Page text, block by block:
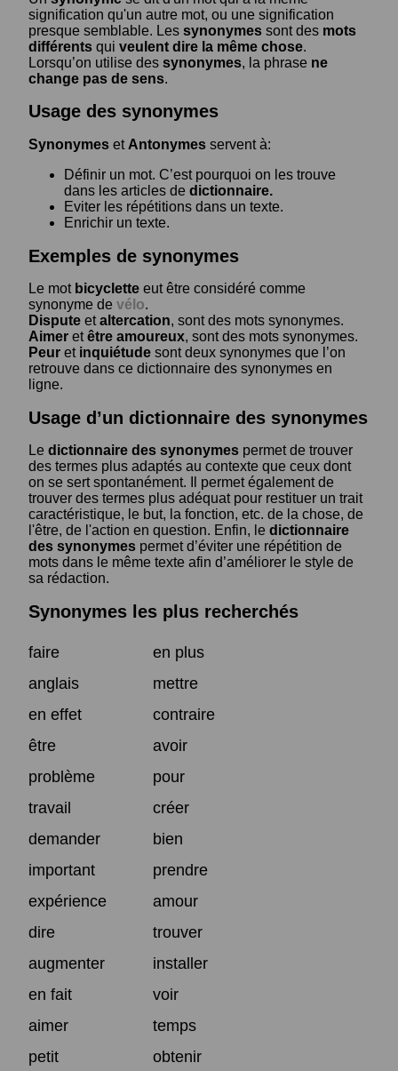
signification qu'un autre mot, ou une signification
presque semblable. Les synonymes sont des mots
différents qui veulent dire la même chose.
Lorsqu’on utilise des synonymes, la phrase ne
change pas de sens.
Usage des synonymes
Synonymes et Antonymes servent à:
Définir un mot. C’est pourquoi on les trouve
dans les articles de dictionnaire.
Eviter les répétitions dans un texte.
Enrichir un texte.
Exemples de synonymes
Le mot bicyclette eut être considéré comme
synonyme de vélo.
Dispute etaltercation, sont des mots synonymes.
Aimer etêtre amoureux, sont des mots synonymes.
Peur et inquiétude sont deux synonymes que l’on
retrouve dans ce dictionnaire des synonymes en
ligne.
Usage d’un dictionnaire des synonymes
Le dictionnaire des synonymes permet de trouver
des termes plus adaptés au contexte que ceux dont
on se sert spontanément. Il permet également de
trouver des termes plus adéquat pour restituer un trait
caractéristique, le but, la fonction, etc. de la chose, de
l'être, de l'action en question. Enfin, le dictionnaire
des synonymes permet d’éviter une répétition de
mots dans le même texte afin d’améliorer le style de
sa rédaction.
Synonymes les plus recherchés
faire
en plus
anglais
mettre
en effet
contraire
être
avoir
problème
pour
travail
créer
demander
bien
important
prendre
expérience
amour
dire
trouver
augmenter
installer
en fait
voir
aimer
temps
petit
obtenir